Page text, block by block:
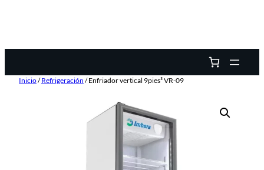
Inicio/Refrigeración / Enfriador vertical 9pies³ VR-09